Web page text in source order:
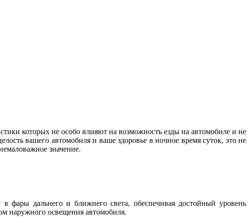
которых не особо влияют на возможность езды на автомобиле и не
вашего автомобиля и ваше здоровье в ночное время суток, это не
значение.
фары дальнего и ближнего света, обеспечивая достойный уровень
наружного освещения автомобиля.